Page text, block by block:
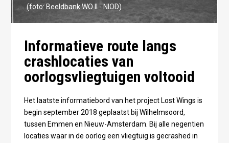
(foto: Beeldbank WO II - NIOD)
Informatieve route langs
crashlocaties van
oorlogsvliegtuigen voltooid
Het laatste informatiebord van het project Lost Wings is
begin september 2018 geplaatst bij Wilhelmsoord,
tussen Emmen en Nieuw-Amsterdam. Bij alle negentien
locaties waar in de oorlog een vliegtuig is gecrashed in